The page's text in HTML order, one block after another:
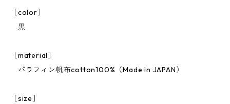
［color］
黒
［material］
パラフィン帆布cotton100%（Made in JAPAN）
［size］